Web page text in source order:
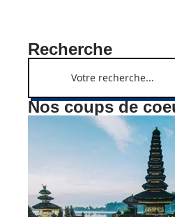
Recherche
Nos coups de